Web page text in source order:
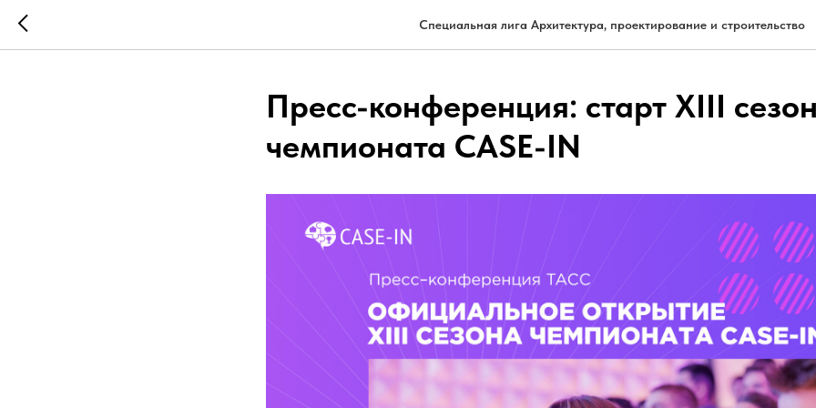
Специальная лига Архитектура, проектирование и строительство
Пресс-конференция: старт XIII
чемпионата CASE-IN